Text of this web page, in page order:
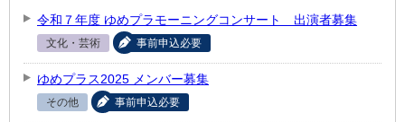
令和７年度 ゆめプラモーニングコンサート 出演者募集
文化・芸術 事前申込必要
ゆめプラス2025 メンバー募集
その他 事前申込必要